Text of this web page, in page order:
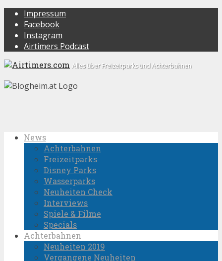
Impressum
Facebook
Instagram
Airtimers Podcast
Alles über Freizeitparks und Achterbahnen
News
Achterbahnen
Freizeitparks
Disney Parks
Wasserparks
Neuheiten Check
Interviews
Spiele & Filme
Specials
Achterbahnen
Neuheiten 2019
Vergangene Neuheiten